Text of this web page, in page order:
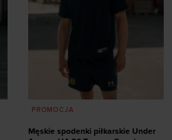
PROMOCJA
Męskie spodenki piłkarskie Under